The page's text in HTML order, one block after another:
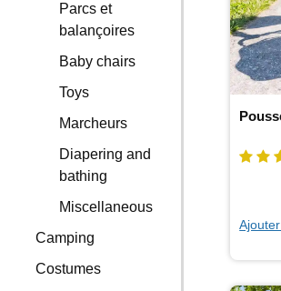
Parcs et
balançoires
Baby chairs
Toys
Marcheurs
Diapering and
bathing
Miscellaneous
Camping
Costumes